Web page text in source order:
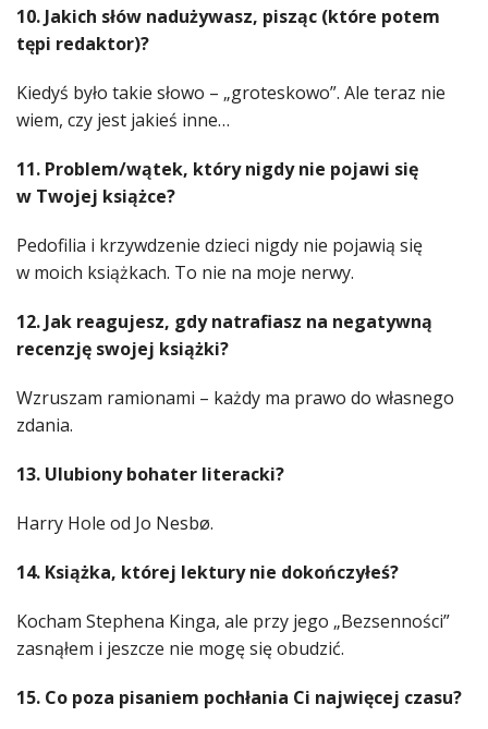
10. Jakich słów nadużywasz, pisząc (które potem
tępi redaktor)?
Kiedyś było takie słowo – „groteskowo”. Ale teraz nie
wiem, czy jest jakieś inne…
11. Problem/wątek, który nigdy nie pojawi się
w Twojej książce?
Pedofilia i krzywdzenie dzieci nigdy nie pojawią się
w moich książkach. To nie na moje nerwy.
12. Jak reagujesz, gdy natrafiasz na negatywną
recenzję swojej książki?
Wzruszam ramionami – każdy ma prawo do własnego
zdania.
13. Ulubiony bohater literacki?
Harry Hole od Jo Nesbø.
14. Książka, której lektury nie dokończyłeś?
Kocham Stephena Kinga, ale przy jego „Bezsenności”
zasnąłem i jeszcze nie mogę się obudzić.
15. Co poza pisaniem pochłania Ci najwięcej czasu?